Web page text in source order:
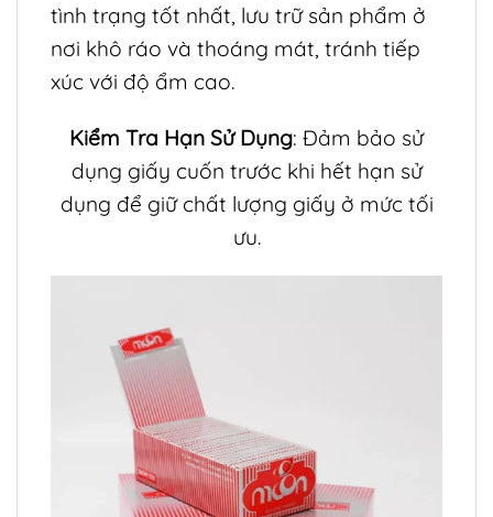
tình trạng tốt nhất, lưu trữ sản phẩm ở
nơi khô ráo và thoáng mát, tránh tiếp
xúc với độ ẩm cao.
Kiểm Tra Hạn Sử Dụng: Đảm bảo sử
dụng giấy cuốn trước khi hết hạn sử
dụng để giữ chất lượng giấy ở mức tối
ưu.